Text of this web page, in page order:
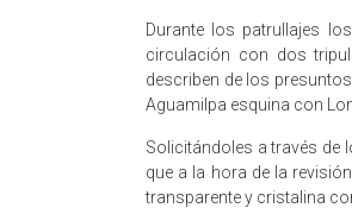
Durante los patrullajes
circulación con dos
describen de los
Aguamilpa esquina con
Solicitándoles a través de
que a la hora de la
transparente y cristalina